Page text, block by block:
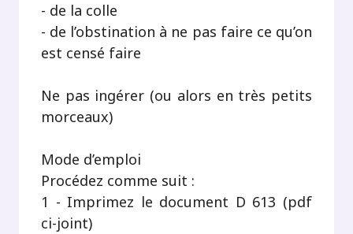
- de la colle
- de l’obstination à ne pas faire ce qu’on
est censé faire
Ne pas ingérer (ou alors en très petits
morceaux)
Mode d’emploi
Procédez comme suit :
1 - Imprimez le document D 613 (pdf
ci-joint)